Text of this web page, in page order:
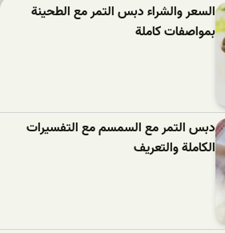
السعر والشراء دبس التمر مع الطحينة
بمواصفات كاملة
دبس التمر مع السمسم مع التفسيرات
الكاملة والتعريف